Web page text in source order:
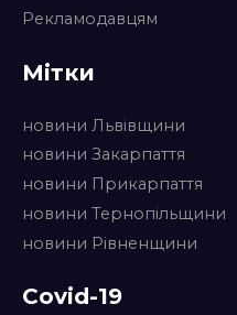
Рекламодавцям
Мітки
новини Львівщини
новини Закарпаття
новини Прикарпаття
новини Тернопільщини
новини Рівненщини
Covid-19